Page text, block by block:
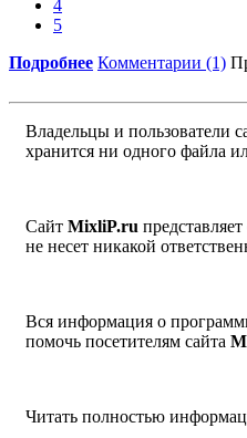
4
5
Подробнее Комментарии (1)
Владельцы и пользователи
хранится ни одного файла
Сайт MixliP.ru
не несет никакой
Вся информация о
помочь посетителям сайта
Читать полностью